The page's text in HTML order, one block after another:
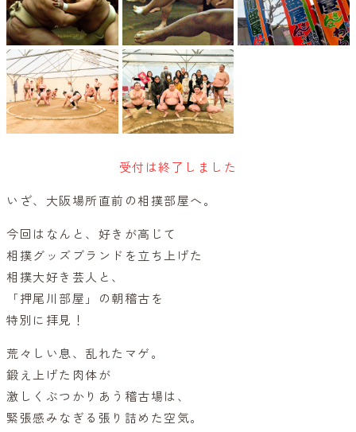
受付は終了しました
いざ、大阪場所直前の相撲部屋へ。
今回はなんと、好きが高じて
相撲グッズブランドを立ち上げた
相撲大好き芸人と、
「押尾川部屋」の朝稽古を
特別に拝見！
荒々しい息、乱れたマゲ。
鍛え上げた肉体が
激しくぶつかりあう稽古場は、
緊張感みなぎる張り詰めた空気。